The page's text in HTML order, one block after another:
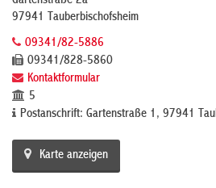
97941 Tauberbischofsheim
09341/82-5886
09341/828-5860
Kontaktformular
5
Postanschrift: Gartenstraße 1, 97941
Karte anzeigen